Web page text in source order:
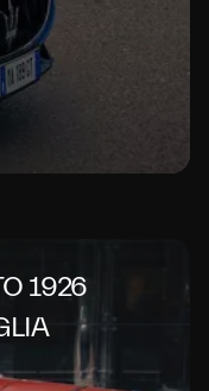
1926